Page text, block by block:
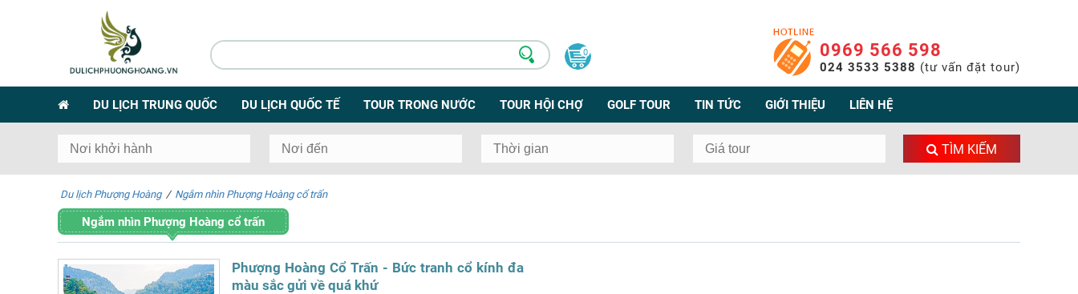
0 0969 566 598
024 3533 5388 (tư vấn đặt tour)
DU LỊCH TRUNG QUỐC DU LỊCH QUỐC TẾ TOUR TRONG NƯỚC TOUR HỘI CHỢ GOLF TOUR TIN TỨC GIỚI THIỆU LIÊN HỆ
TÌM KIẾM
Du lịch Phượng Hoàng / Ngắm nhìn Phượng Hoàng cổ trấn
Ngắm nhìn Phượng Hoàng cổ trấn
Phượng Hoàng Cổ Trấn - Bức tranh cổ kính đa
màu sắc gửi về quá khứ